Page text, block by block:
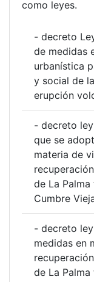
como leyes.
- decreto
de medidas
urbanística
y social de
erupción
- decreto
que se
materia de
de La
Cumbre
- decreto
medidas en
de La